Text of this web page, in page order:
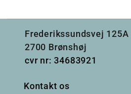
Frederikssundsvej 125A
2700 Brønshøj
cvr nr: 34683921
Kontakt os